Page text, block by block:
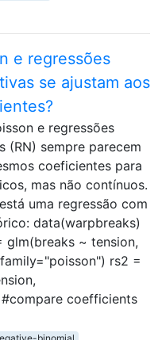
e regressões
se ajustam aos
e regressões
(RN) sempre parecem
coeficientes para
mas não contínuos.
uma regressão com
data(warpbreaks)
glm(breaks ~ tension,
rs2 =
coefficients